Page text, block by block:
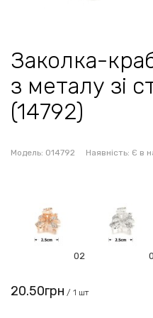
Заколка-
з металу зі
(14792)
Модель: 014792 Наявність: Є в
02
20.50грн / 1 шт